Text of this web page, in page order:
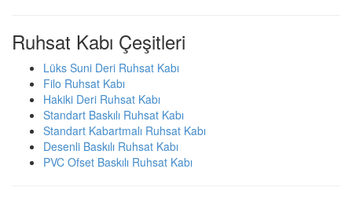
Ruhsat Kabı Çeşitleri
Lüks Suni Deri Ruhsat Kabı
Filo Ruhsat Kabı
Hakiki Deri Ruhsat Kabı
Standart Baskılı Ruhsat Kabı
Standart Kabartmalı Ruhsat Kabı
Desenli Baskılı Ruhsat Kabı
PVC Ofset Baskılı Ruhsat Kabı